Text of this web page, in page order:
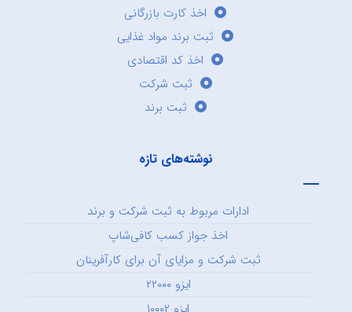
اخذ کارت بازرگانی
ثبت برند مواد غذایی
اخذ کد اقتصادی
ثبت شرکت
ثبت برند
نوشته‌های تازه
ادارات مربوط به ثبت شرکت و برند
اخذ جواز کسب کافی‌شاپ
ثبت شرکت و مزایای آن برای کارآفرینان
ایزو ۲۲۰۰۰